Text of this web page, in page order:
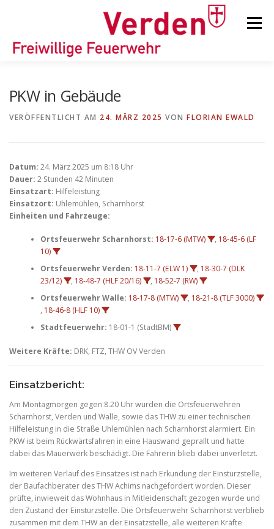
Menü
KINDER-/JUGENDFEUERWEHR
PKW in Gebäude
VERÖFFENTLICHT AM 24. MÄRZ 2025 VON FLORIAN EWALD
Datum: 24. März 2025 um 8:18 Uhr
Dauer: 2 Stunden 42 Minuten
Einsatzart: Hilfeleistung
Einsatzort: Uhlemühlen, Scharnhorst
Einheiten und Fahrzeuge:
Ortsfeuerwehr Scharnhorst: 18-17-6 (MTW) , 18-45-6 (LF
10)
Ortsfeuerwehr Verden: 18-11-7 (ELW 1) , 18-30-7 (DLK
23/12)
, 18-48-7 (HLF 20/16) , 18-52-7 (RW)
Ortsfeuerwehr Walle: 18-17-8 (MTW) , 18-21-8 (TLF 3000)
, 18-46-8 (HLF 10)
Stadtfeuerwehr: 18-01-1 (StadtBM)
Weitere Kräfte: DRK, FTZ, THW OV Verden
Einsatzbericht:
Am Montagmorgen gegen 8.20 Uhr wurden die Ortsfeuerwehren
Scharnhorst, Verden und Walle, sowie das THW zu einer technischen
Hilfeleistung in die Straße Uhlemühlen nach Scharnhorst alarmiert. Ein
PKW ist beim Rückwärtsfahren in eine Hauswand geprallt und hatte
dabei das Mauerwerk beschädigt. Die Fahrerin blieb dabei unverletzt.
Im weiteren Verlauf des Einsatzes ist nach Erkundung der Einsturzstelle,
der Baufachberater des THW Achims nachgefordert worden. Dieser
prüfte, inwieweit das Wohnhaus in Mitleidenschaft gezogen wurde und
den Zustand der Einsturzstelle. Die Ortsfeuerwehr Scharnhorst verblieb
zusammen mit dem THW an der Einsatzstelle, alle weiteren Kräfte